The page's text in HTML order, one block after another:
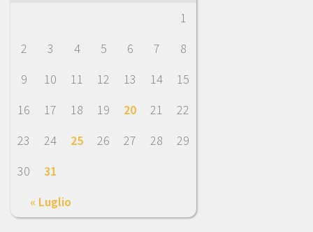
« Luglio
1
2
3 4 5 6 7
8
9
10 11 12 13 14
15
16
17 18 19 20 21
22
23
24 25 26 27 28
29
30
31